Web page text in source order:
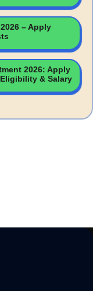
– Apply
2026: Apply
& Salary